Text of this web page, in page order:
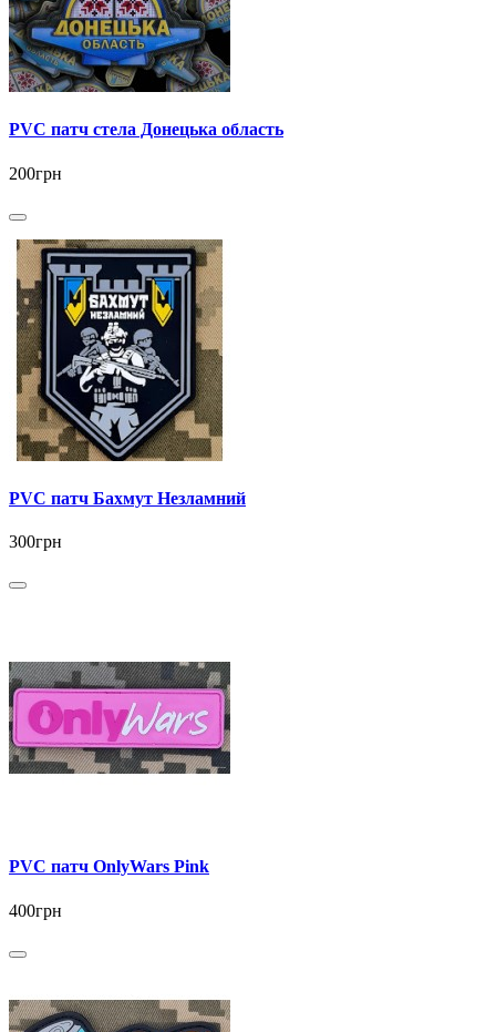
PVC патч стела Донецька область
200грн
PVC патч Бахмут Незламний
300грн
PVC патч OnlyWars Pink
400грн